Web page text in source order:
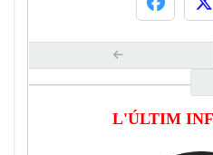
L'ÚLTIM